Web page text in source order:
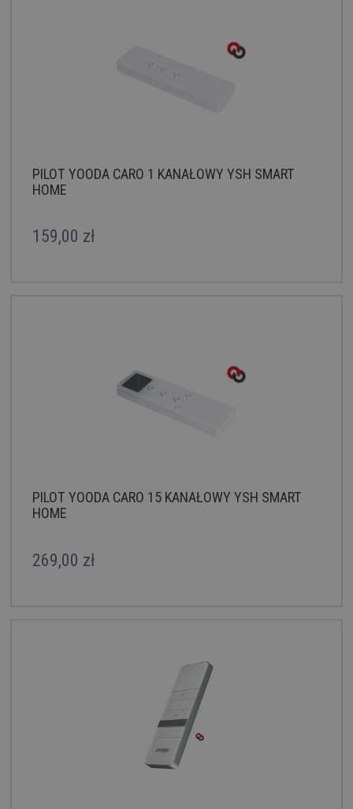
PILOT YOODA CARO 1 KANAŁOWY YSH SMART
HOME
159,00 zł
PILOT YOODA CARO 15 KANAŁOWY YSH SMART
HOME
269,00 zł